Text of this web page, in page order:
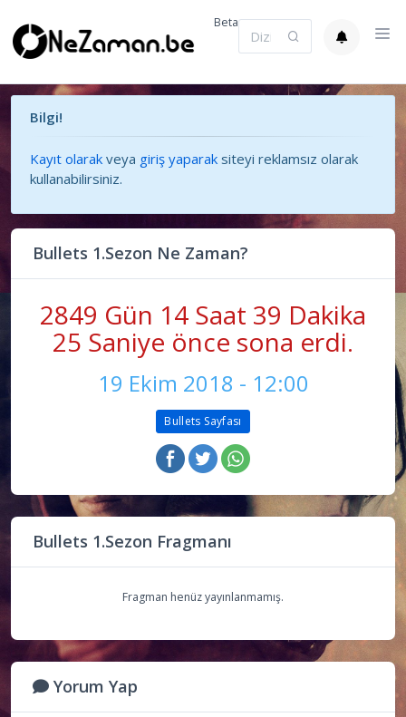
Beta
Bilgi!
Kayıt olarak veya giriş yaparak siteyi reklamsız olarak
kullanabilirsiniz.
Bullets 1.Sezon Ne Zaman?
2849 Gün 14 Saat 39 Dakika
25 Saniye önce sona erdi.
19 Ekim 2018 - 12:00
Bullets Sayfası
Bullets 1.Sezon Fragmanı
Fragman henüz yayınlanmamış.
Yorum Yap